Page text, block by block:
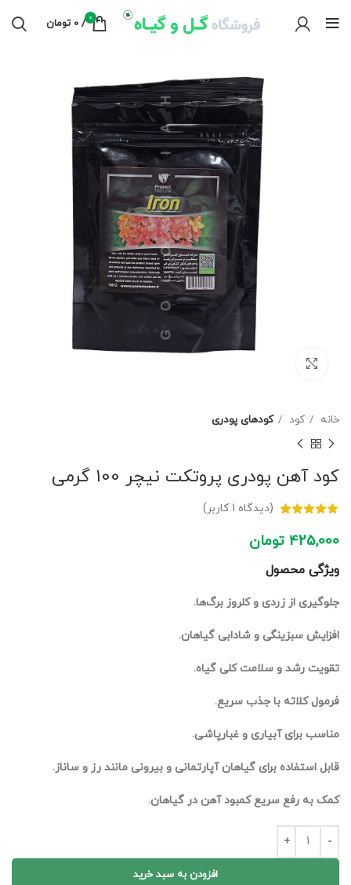
0
/
0 تومان
خانه کود کودهای پودری
کود آهن پودری پروتکت نیچر 100 گرمی
(دیدگاه 1 کاربر)
425,000 تومان
ویژگی محصول
جلوگیری از زردی و کلروز برگ‌ها.
افزایش سبزینگی و شادابی گیاهان.
تقویت رشد و سلامت کلی گیاه.
فرمول کلاته با جذب سریع.
مناسب برای آبیاری و غبارپاشی.
قابل استفاده برای گیاهان آپارتمانی و بیرونی مانند رز و ساناز.
کمک به رفع سریع کمبود آهن در گیاهان.
افزودن به سبد خرید